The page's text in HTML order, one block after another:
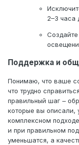
2–3 часа
Поддержка и
Понимаю, что ваше
что трудно
правильный шаг –
которые вы описали,
комплексном
и при правильном
уменьшатся, а